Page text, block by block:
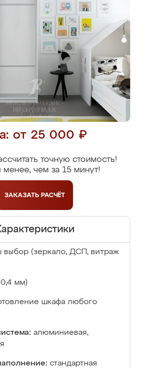
от 25 000 ₽
точную стоимость!
менее, чем за 15 минут!
ЗАКАЗАТЬ РАСЧЁТ
выбор (зеркало, ДСП, витраж
мм)
шкафа любого
алюминиевая,
стандартная